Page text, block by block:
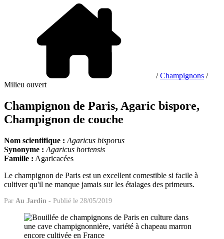
/Champignons /
Milieu ouvert
Champignon de Paris, Agaric bispore,
Champignon de couche
Nom scientifique : Agaricus bisporus
Synonyme : Agaricus hortensis
Famille : Agaricacées
Le champignon de Paris est un excellent comestible si facile à
cultiver qu'il ne manque jamais sur les étalages des primeurs.
Par Au Jardin - Publié le 28/05/2019